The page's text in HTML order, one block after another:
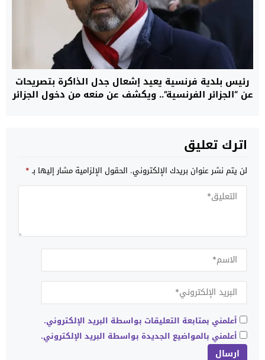
رئيس بلدية فرنسية يعيد إشعال جدل الذاكرة بتصريحات
عن “الجزائر الفرنسية”.. ويكشف عن منعه من دخول الجزائر
اترك تعليق
لن يتم نشر عنوان بريدك الإلكتروني. الحقول الإلزامية مشار إليها بـ*
أعلمني بمتابعة التعليقات بواسطة البريد الإلكتروني.
أعلمني بالمواضيع الجديدة بواسطة البريد الإلكتروني.